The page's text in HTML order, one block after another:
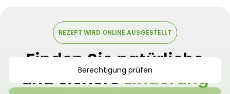
REZEPT WIRD ONLINE AUSGESTELLT
Finden Sie natürliche
und sichereLinderung
Berechtigung prüfen